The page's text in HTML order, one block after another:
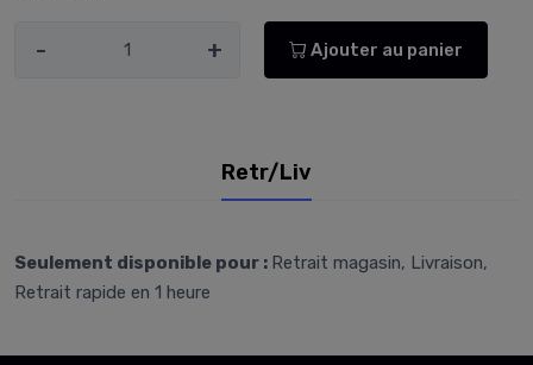
- + Ajouter au panier
Retr/Liv
Seulement disponible pour : Retrait magasin, Livraison,
Retrait rapide en 1 heure